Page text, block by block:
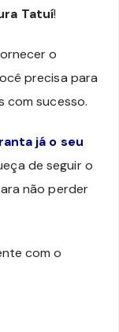
Tatuí!
o
precisa para
com sucesso.
já o seu
de seguir o
não perder
com o